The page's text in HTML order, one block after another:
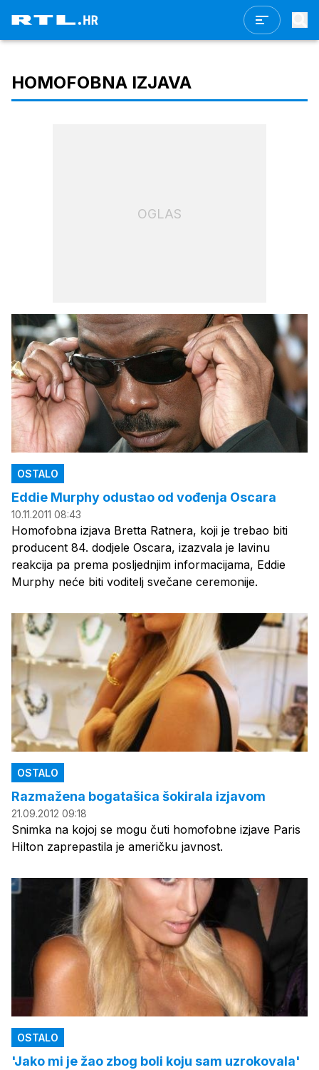
HOMOFOBNA IZJAVA
OGLAS
OSTALO
Eddie Murphy odustao od vođenja Oscara
10.11.2011 08:43
Homofobna izjava Bretta Ratnera, koji je trebao biti
producent 84. dodjele Oscara, izazvala je lavinu
reakcija pa prema posljednjim informacijama, Eddie
Murphy neće biti voditelj svečane ceremonije.
OSTALO
Razmažena bogatašica šokirala izjavom
21.09.2012 09:18
Snimka na kojoj se mogu čuti homofobne izjave Paris
Hilton zaprepastila je američku javnost.
OSTALO
'Jako mi je žao zbog boli koju sam uzrokovala'